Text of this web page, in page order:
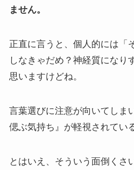
ません。
正直に言うと、個人的には「
しなきゃだめ？神経質になり
思いますけどね。
言葉選びに注意が向いてしま
偲ぶ気持ち』が軽視されてい
とはいえ、そういう面倒くさ